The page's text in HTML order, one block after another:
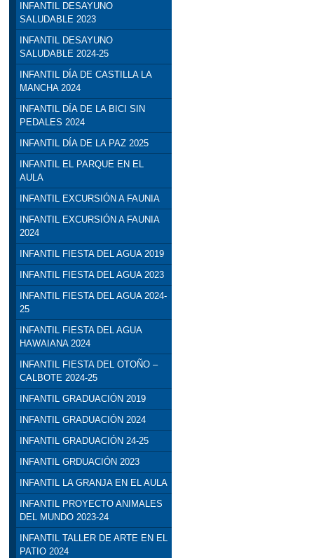
INFANTIL DESAYUNO
SALUDABLE 2023
INFANTIL DESAYUNO
SALUDABLE 2024-25
INFANTIL DÍA DE CASTILLA LA
MANCHA 2024
INFANTIL DÍA DE LA BICI SIN
PEDALES 2024
INFANTIL DÍA DE LA PAZ 2025
INFANTIL EL PARQUE EN EL
AULA
INFANTIL EXCURSIÓN A FAUNIA
INFANTIL EXCURSIÓN A FAUNIA
2024
INFANTIL FIESTA DEL AGUA 2019
INFANTIL FIESTA DEL AGUA 2023
INFANTIL FIESTA DEL AGUA 2024-
25
INFANTIL FIESTA DEL AGUA
HAWAIANA 2024
INFANTIL FIESTA DEL OTOÑO –
CALBOTE 2024-25
INFANTIL GRADUACIÓN 2019
INFANTIL GRADUACIÓN 2024
INFANTIL GRADUACIÓN 24-25
INFANTIL GRDUACIÓN 2023
INFANTIL LA GRANJA EN EL AULA
INFANTIL PROYECTO ANIMALES
DEL MUNDO 2023-24
INFANTIL TALLER DE ARTE EN EL
PATIO 2024